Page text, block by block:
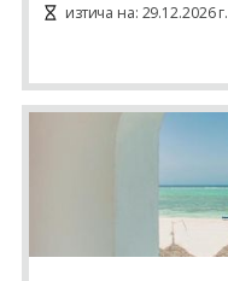
изтича на: 29.12.2026 г.